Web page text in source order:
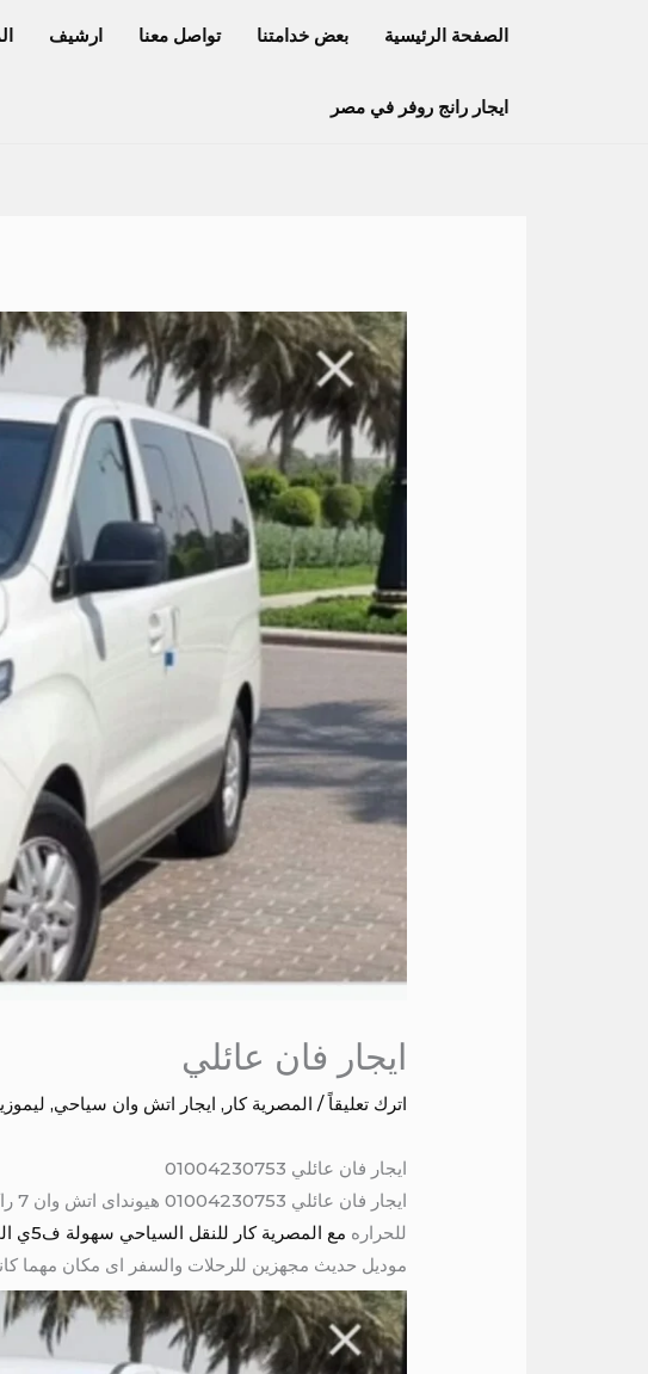
الصفحة الرئيسية بعض خدامتنا تواصل معنا ارشيف
ايجار رانج روفر في مصر
ايجار فان عائلي
اترك تعليقاً / المصرية كار , ايجار اتش وان سياحي,
ايجار فان عائلي 01004230753
للحراره مع المصرية كار للنقل السياحي سهولة ف5ي الحجز ودقه في الوقت والمواعيد كمان هتوفرلك باصات من 7 راكب الى 50 راكب
موديل حديث مجهزين للرحلات والسفر اى مكان مهما كانت